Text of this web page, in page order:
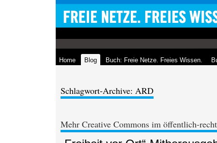
Home Blog Buch: Freie Netze. Freies Wissen.
Schlagwort-Archive: ARD
Mehr Creative Commons im öffentlich-